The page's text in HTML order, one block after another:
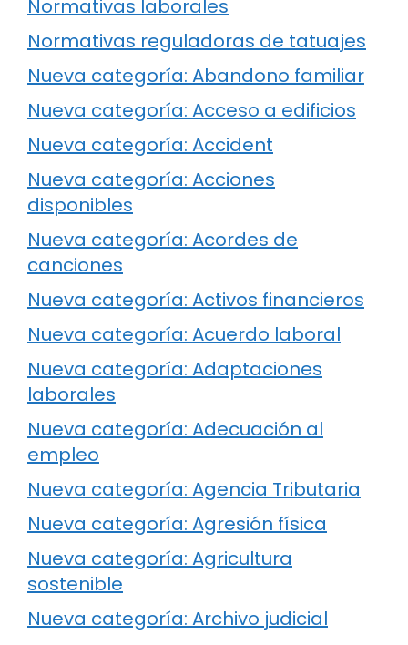
Normativas laborales
Normativas reguladoras de tatuajes
Nueva categoría: Abandono familiar
Nueva categoría: Acceso a edificios
Nueva categoría: Accident
Nueva categoría: Acciones
disponibles
Nueva categoría: Acordes de
canciones
Nueva categoría: Activos financieros
Nueva categoría: Acuerdo laboral
Nueva categoría: Adaptaciones
laborales
Nueva categoría: Adecuación al
empleo
Nueva categoría: Agencia Tributaria
Nueva categoría: Agresión física
Nueva categoría: Agricultura
sostenible
Nueva categoría: Archivo judicial